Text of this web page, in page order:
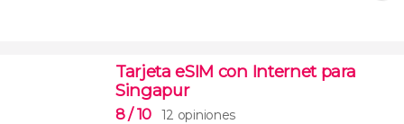
Tarjeta eSIM con Internet para
Singapur
8/ 10 12 opiniones